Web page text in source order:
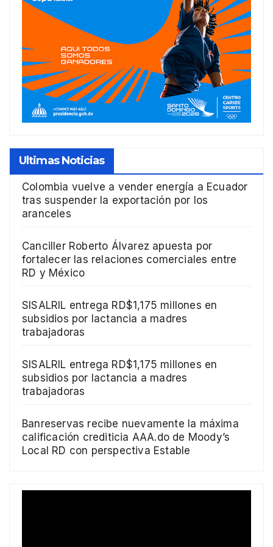
Ultimas Noticias
Colombia vuelve a vender energía a Ecuador
tras suspender la exportación por los
aranceles
Canciller Roberto Álvarez apuesta por
fortalecer las relaciones comerciales entre
RD y México
SISALRIL entrega RD$1,175 millones en
subsidios por lactancia a madres
trabajadoras
SISALRIL entrega RD$1,175 millones en
subsidios por lactancia a madres
trabajadoras
Banreservas recibe nuevamente la máxima
calificación crediticia AAA.do de Moody’s
Local RD con perspectiva Estable